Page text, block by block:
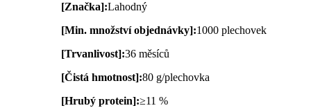
[Značka]:Lahodný
[Min. množství objednávky]:1000 plechovek
[Trvanlivost]:36 měsíců
[Čistá hmotnost]:80 g/plechovka
[Hrubý protein]:≥11 %